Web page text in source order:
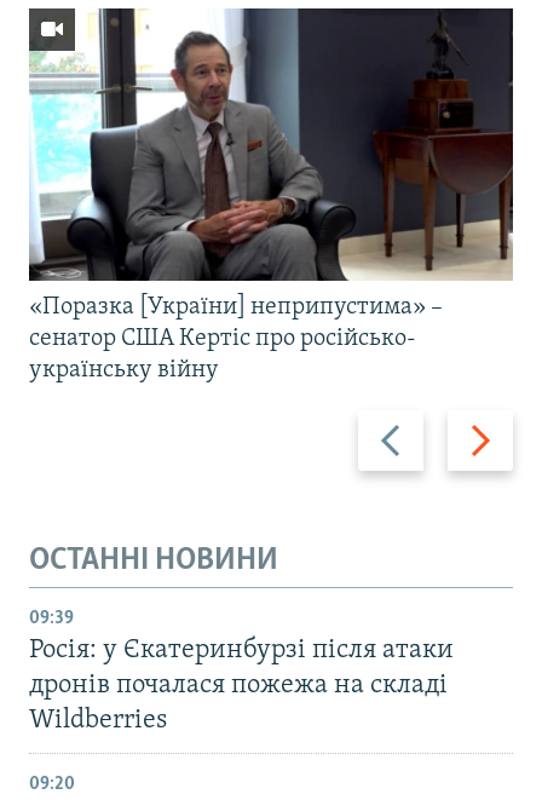
Назад Вперед
«Поразка [України] неприпустима» –
сенатор США Кертіс про російсько-
українську війну
ОСТАННІ НОВИНИ
09:39
Росія: у Єкатеринбурзі після атаки
дронів почалася пожежа на складі
Wildberries
09:20